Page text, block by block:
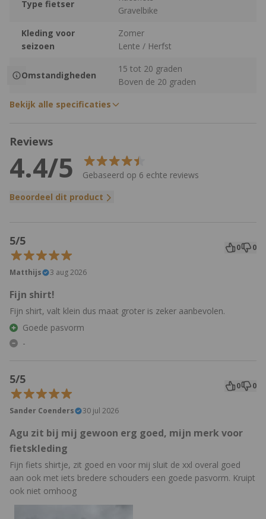
Type fietser
Gravelbike
Kleding voor
seizoen
Zomer
Lente / Herfst
Omstandigheden
15 tot 20 graden
Boven de 20 graden
Bekijk alle specificaties
Reviews
4.4/5
Gebaseerd op 6 echte reviews
Beoordeel dit product
5/5 0 0
Matthijs 3 aug 2026
Fijn shirt!
Fijn shirt, valt klein dus maat groter is zeker aanbevolen.
Goede pasvorm
-
5/5 0 0
Sander Coenders 30 jul 2026
Agu zit bij mij gewoon erg goed, mijn merk voor
fietskleding
Fijn fiets shirtje, zit goed en voor mij sluit de xxl overal goed
aan ook met iets bredere schouders een goede pasvorm. Kruipt
ook niet omhoog